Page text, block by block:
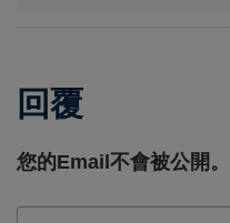
回覆
您的Email不會被公開。